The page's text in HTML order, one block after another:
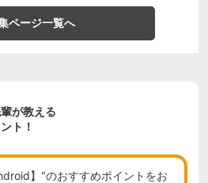
ページ一覧へ
が教える
ト！
】"のおすすめポイントをお